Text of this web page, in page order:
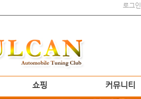
로그인
쇼핑 커뮤니티